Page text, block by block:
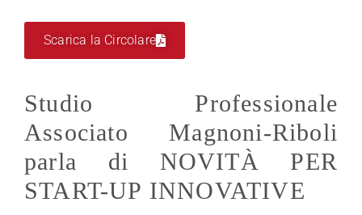
Scarica la Circolare
Studio Professionale
Associato Magnoni-Riboli
parla di NOVITÀ PER
START-UP INNOVATIVE